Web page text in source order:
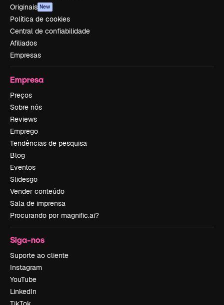
Originais New
Política de cookies
Central de confiabilidade
Afiliados
Empresas
Empresa
Preços
Sobre nós
Reviews
Emprego
Tendências de pesquisa
Blog
Eventos
Slidesgo
Vender conteúdo
Sala de imprensa
Procurando por magnific.ai?
Siga-nos
Suporte ao cliente
Instagram
YouTube
LinkedIn